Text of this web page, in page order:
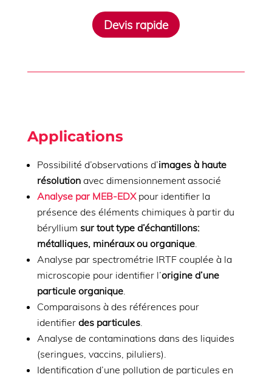
Devis rapide
Applications
Possibilité d’observations d’images à haute
résolutionavec dimensionnement associé
Analyse par MEB-EDXpour identifier la
présence des éléments chimiques à partir du
béryllium sur tout type d’échantillons:
métalliques, minéraux ou organique.
Analyse par spectrométrie IRTF couplée à la
microscopie pour identifier l’origine d’une
particule organique.
Comparaisons à des références pour
identifierdes particules.
Analyse de contaminations dans des liquides
(seringues, vaccins, piluliers).
Identification d’une pollution de particules en